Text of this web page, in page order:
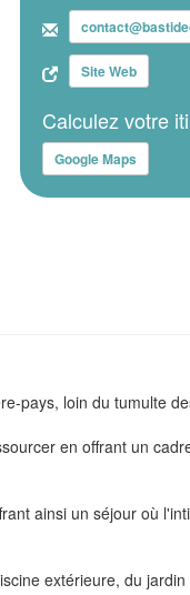
Site Web
Calculez votre
Google Maps
pays, loin du tumulte
en offrant un
ainsi un séjour où
extérieure, du